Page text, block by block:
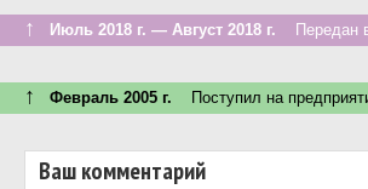
↑ Июль 2018 г. — Август 2018 г. Передан в
↑ Февраль 2005 г. Поступил на
Ваш комментарий